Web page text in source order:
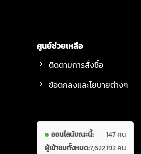
ศูนย์ช่วยเหลือ
ติดตามการสั่งซื้อ
ข้อตกลงและโยบายต่างๆ
ออนไลน์ขณะนี้:
147 คน
ผู้เข้าชมทั้งหมด:7,622,192 คน